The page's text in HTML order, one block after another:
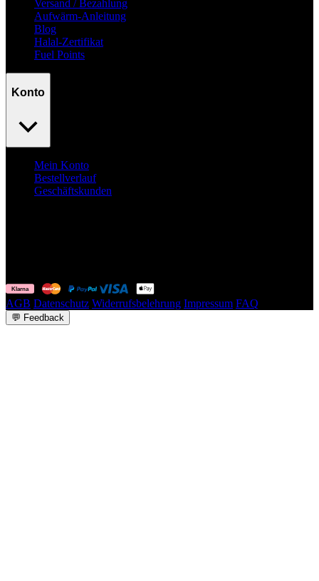
Versand / Bezahlung
Aufwärm-Anleitung
Blog
Halal-Zertifikat
Fuel Points
Konto
Mein Konto
Bestellverlauf
Geschäftskunden
AGB Datenschutz Widerrufsbelehrung Impressum FAQ
💬 Feedback